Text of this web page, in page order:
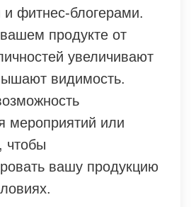
фитнес-блогерами.
продукте от
увеличивают
видимость.
мероприятий или
чтобы
вашу продукцию